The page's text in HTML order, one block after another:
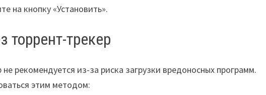
на кнопку «Установить».
торрент-трекер
рекомендуется из-за риска загрузки вредоносных программ.
этим методом: